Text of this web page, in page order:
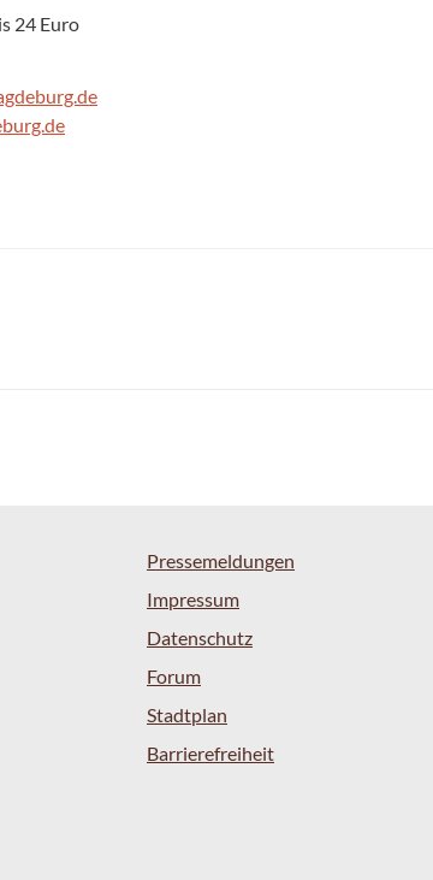
24 Euro
Pressemeldungen
Impressum
Datenschutz
Forum
Stadtplan
Barrierefreiheit